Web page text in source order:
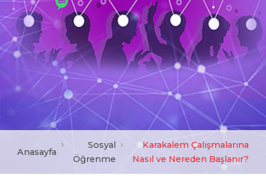
Anasayfa
Sosyal
Öğrenme
Karakalem Çalışmalarına
Nasıl ve Nereden Başlanır?